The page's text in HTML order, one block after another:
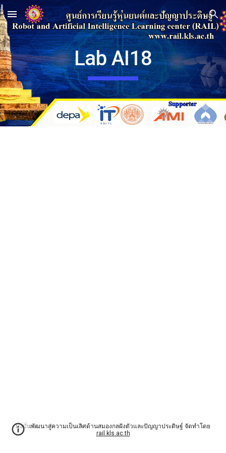
Skip to main content Skip to navigation
Lab AI18
มุ่งมั่นพัฒนาสู่ความเป็นเลิศด้านสมองกลฝังตัวและปัญญาประดิษฐ์ จัดทำโดย
rail.kls.ac.th